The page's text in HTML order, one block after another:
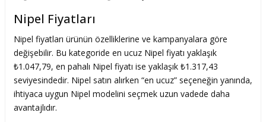
Nipel Fiyatları
Nipel fiyatları ürünün özelliklerine ve kampanyalara göre
değişebilir. Bu kategoride en ucuz Nipel fiyatı yaklaşık
₺1.047,79, en pahalı Nipel fiyatı ise yaklaşık ₺1.317,43
seviyesindedir. Nipel satın alırken “en ucuz” seçeneğin yanında,
ihtiyaca uygun Nipel modelini seçmek uzun vadede daha
avantajlıdır.